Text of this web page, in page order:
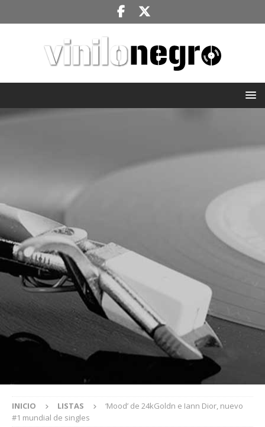
INICIO LISTAS
‘Mood’ de 24kGoldn e Iann Dior, nuevo
#1 mundial de singles